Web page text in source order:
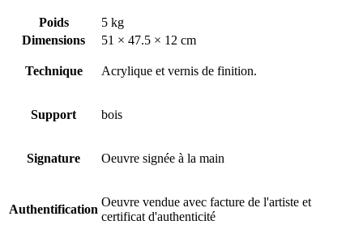
Poids
5 kg
Dimensions
51 × 47.5 × 12 cm
Technique Acrylique et vernis de finition.
Support bois
Signature Oeuvre signée à la main
Authentification
Oeuvre vendue avec facture de l'artiste et
certificat d'authenticité